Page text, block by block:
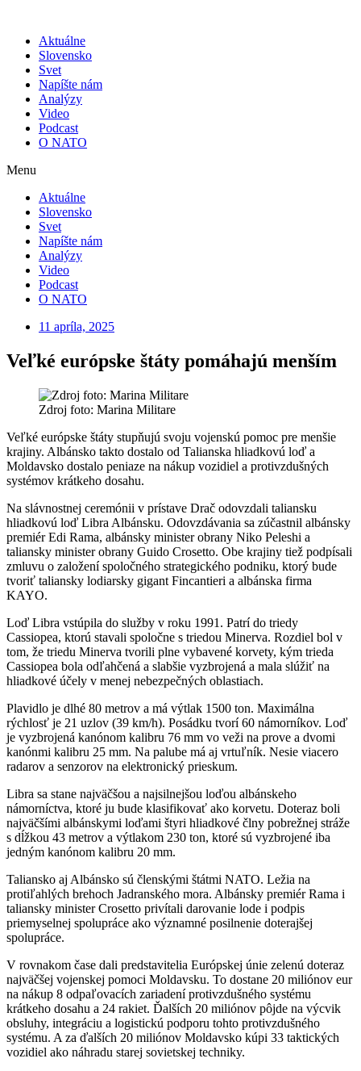
contentAktuálne
Slovensko
Svet
Napíšte nám
Analýzy
Video
Podcast
O NATO
Menu
Aktuálne
Slovensko
Svet
Napíšte nám
Analýzy
Video
Podcast
O NATO
11 apríla, 2025
Veľké európske štáty pomáhajú menším
Zdroj foto: Marina Militare
Veľké európske štáty stupňujú svoju vojenskú pomoc pre menšie
krajiny. Albánsko takto dostalo od Talianska hliadkovú loď a
Moldavsko dostalo peniaze na nákup vozidiel a protivzdušných
systémov krátkeho dosahu.
Na slávnostnej ceremónii v prístave Drač odovzdali taliansku
hliadkovú loď Libra Albánsku. Odovzdávania sa zúčastnil albánsky
premiér Edi Rama, albánsky minister obrany Niko Peleshi a
taliansky minister obrany Guido Crosetto. Obe krajiny tiež podpísali
zmluvu o založení spoločného strategického podniku, ktorý bude
tvoriť taliansky lodiarsky gigant Fincantieri a albánska firma
KAYO.
Loď Libra vstúpila do služby v roku 1991. Patrí do triedy
Cassiopea, ktorú stavali spoločne s triedou Minerva. Rozdiel bol v
tom, že triedu Minerva tvorili plne vybavené korvety, kým trieda
Cassiopea bola odľahčená a slabšie vyzbrojená a mala slúžiť na
hliadkové účely v menej nebezpečných oblastiach.
Plavidlo je dlhé 80 metrov a má výtlak 1500 ton. Maximálna
rýchlosť je 21 uzlov (39 km/h). Posádku tvorí 60 námorníkov. Loď
je vyzbrojená kanónom kalibru 76 mm vo veži na prove a dvomi
kanónmi kalibru 25 mm. Na palube má aj vrtuľník. Nesie viacero
radarov a senzorov na elektronický prieskum.
Libra sa stane najväčšou a najsilnejšou loďou albánskeho
námorníctva, ktoré ju bude klasifikovať ako korvetu. Doteraz boli
najväčšími albánskymi loďami štyri hliadkové člny pobrežnej stráže
s dĺžkou 43 metrov a výtlakom 230 ton, ktoré sú vyzbrojené iba
jedným kanónom kalibru 20 mm.
Taliansko aj Albánsko sú členskými štátmi NATO. Ležia na
protiľahlých brehoch Jadranského mora. Albánsky premiér Rama i
taliansky minister Crosetto privítali darovanie lode i podpis
priemyselnej spolupráce ako významné posilnenie doterajšej
spolupráce.
V rovnakom čase dali predstavitelia Európskej únie zelenú doteraz
najväčšej vojenskej pomoci Moldavsku. To dostane 20 miliónov eur
na nákup 8 odpaľovacích zariadení protivzdušného systému
krátkeho dosahu a 24 rakiet. Ďalších 20 miliónov pôjde na výcvik
obsluhy, integráciu a logistickú podporu tohto protivzdušného
systému. A za ďalších 20 miliónov Moldavsko kúpi 33 taktických
vozidiel ako náhradu starej sovietskej techniky.